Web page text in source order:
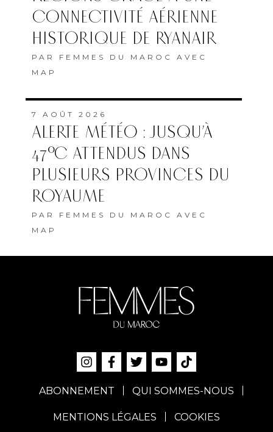
CONNECTIVITÉ AÉRIENNE
HISTORIQUE DE RYANAIR
PAR FEMMES DU MAROC AVEC
MAP
7 AOÛT 2026
ALERTE MÉTÉO : JUSQU’À
47°C ATTENDUS DANS
PLUSIEURS PROVINCES DU
ROYAUME
PAR FEMMES DU MAROC AVEC
MAP
ABONNEMENT QUI SOMMES-NOUS
MENTIONS LÉGALES COOKIES